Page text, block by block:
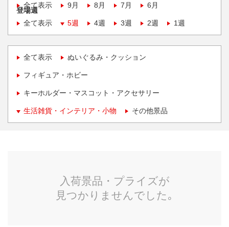
全て表示
9月 8月 7月 6月
登場週
全て表示
5週 4週 3週 2週 1週
全て表示 ぬいぐるみ・クッション
フィギュア・ホビー
キーホルダー・マスコット・アクセサリー
生活雑貨・インテリア・小物 その他景品